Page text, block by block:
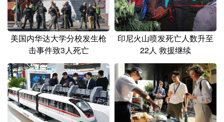
美国内华达大学分校发生枪
击事件致3人死亡
印尼火山喷发死亡人数升至
22人 救援继续